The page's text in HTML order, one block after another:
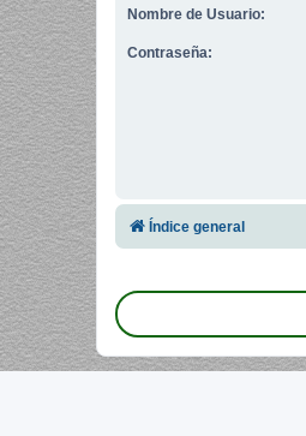
Nombre de Usuario:
Contraseña:
Índice general